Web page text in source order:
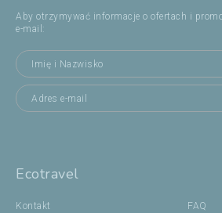
Aby otrzymywać informacje o ofertach i
e-mail:
Ecotravel
Kontakt FAQ